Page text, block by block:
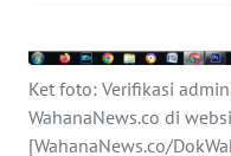
Ket foto: Verifikasi
WahanaNews.co di
[WahanaNews.co/
BERITA
KONTAK